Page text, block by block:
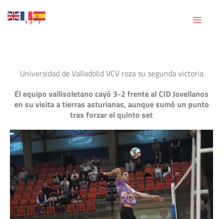
Ir
al
Universidad de Valladolid VCV roza su segunda victoria
El equipo vallisoletano cayó 3-2 frente al CID Jovellanos
en su visita a tierras asturianas, aunque sumó un punto
tras forzar el quinto set